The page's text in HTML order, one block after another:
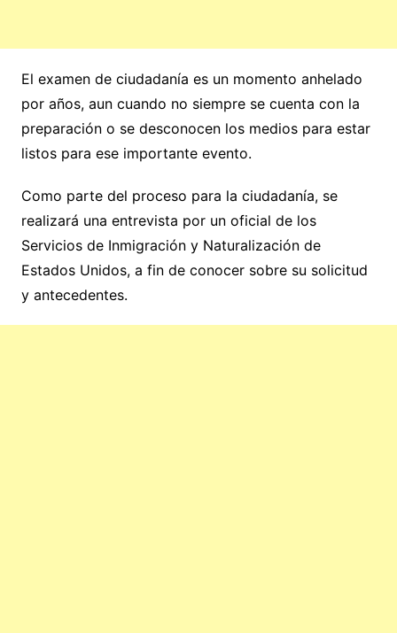
El examen de ciudadanía es un momento anhelado
por años, aun cuando no siempre se cuenta con la
preparación o se desconocen los medios para estar
listos para ese importante evento.
Como parte del proceso para la ciudadanía, se
realizará una entrevista por un oficial de los
Servicios de Inmigración y Naturalización de
Estados Unidos, a fin de conocer sobre su solicitud
y antecedentes.